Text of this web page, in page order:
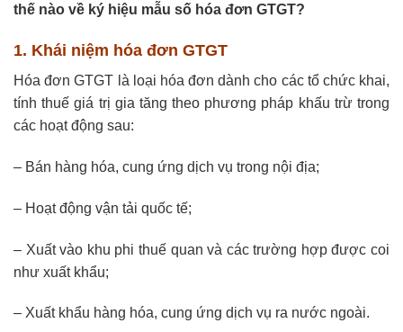
thế nào về ký hiệu mẫu số hóa đơn GTGT?
1. Khái niệm hóa đơn GTGT
Hóa đơn GTGT là loại hóa đơn dành cho các tổ chức khai,
tính thuế giá trị gia tăng theo phương pháp khấu trừ trong
các hoạt động sau:
– Bán hàng hóa, cung ứng dịch vụ trong nội địa;
– Hoạt động vận tải quốc tế;
– Xuất vào khu phi thuế quan và các trường hợp được coi
như xuất khẩu;
– Xuất khẩu hàng hóa, cung ứng dịch vụ ra nước ngoài.